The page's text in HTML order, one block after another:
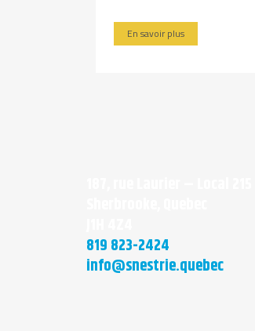
En savoir plus
819 823-2424
info@snestrie.quebec